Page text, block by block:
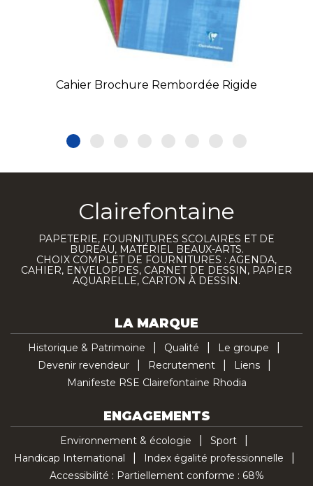
Cahier Brochure Rembordée Rigide
Clairefontaine
PAPETERIE, FOURNITURES SCOLAIRES ET DE
BUREAU, MATÉRIEL BEAUX-ARTS.
CHOIX COMPLET DE FOURNITURES : AGENDA,
CAHIER, ENVELOPPES, CARNET DE DESSIN, PAPIER
AQUARELLE, CARTON À DESSIN.
LA MARQUE
Historique & Patrimoine Qualité
Le groupe
Devenir revendeur
Recrutement
Liens
Manifeste RSE Clairefontaine Rhodia
ENGAGEMENTS
Environnement & écologie
Sport
Handicap International
Index égalité professionnelle
Accessibilité : Partiellement conforme : 68%